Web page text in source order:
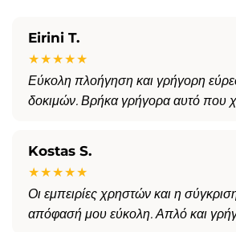
Eirini T.
★★★★★
Εύκολη πλοήγηση και γρήγορη
δοκιμών. Βρήκα γρήγορα αυτό που
Kostas S.
★★★★★
Οι εμπειρίες χρηστών και η
απόφασή μου εύκολη. Απλό και